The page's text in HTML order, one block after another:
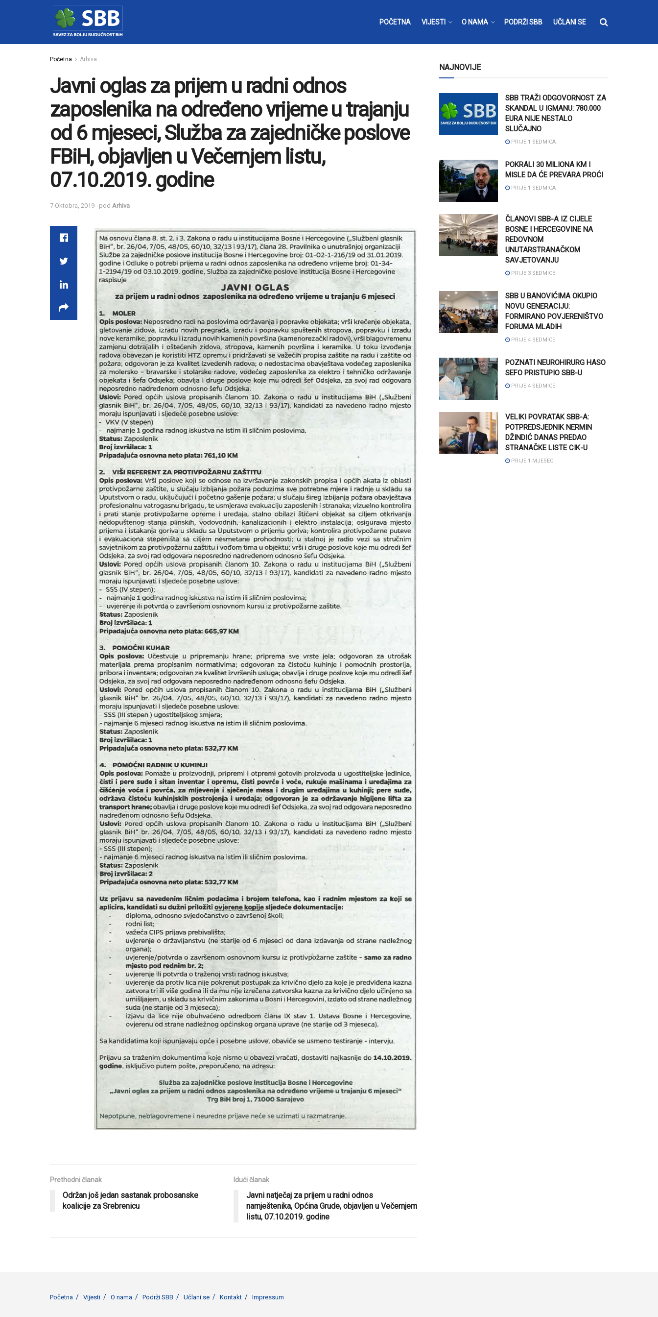
POČETNA VIJESTI O NAMA PODRŽI SBB UČLANI SE
Početna Arhiva
Javni oglas za prijem u radni odnos
zaposlenika na određeno vrijeme u trajanju
od 6 mjeseci, Služba za zajedničke poslove
FBiH, objavljen u Večernjem listu,
07.10.2019. godine
7 Oktobra, 2019 pod Arhiva
Prethodni članak
Održan još jedan sastanak probosanske
koalicije za Srebrenicu
Idući članak
Javni natječaj za prijem u radni odnos
namještenika, Općina Grude, objavljen u Večernjem
listu, 07.10.2019. godine
NAJNOVIJE
SBB TRAŽI ODGOVORNOST ZA
SKANDAL U IGMANU: 780.000
EURA NIJE NESTALO
SLUČAJNO
PRIJE 1 SEDMICA
POKRALI 30 MILIONA KM I
MISLE DA ĆE PREVARA PROĆI
PRIJE 1 SEDMICA
ČLANOVI SBB-A IZ CIJELE
BOSNE I HERCEGOVINE NA
REDOVNOM
UNUTARSTRANAČKOM
SAVJETOVANJU
PRIJE 3 SEDMICE
SBB U BANOVIĆIMA OKUPIO
NOVU GENERACIJU:
FORMIRANO POVJERENIŠTVO
FORUMA MLADIH
PRIJE 4 SEDMICE
POZNATI NEUROHIRURG HASO
SEFO PRISTUPIO SBB-U
PRIJE 4 SEDMICE
VELIKI POVRATAK SBB-A:
POTPREDSJEDNIK NERMIN
DŽINDIĆ DANAS PREDAO
STRANAČKE LISTE CIK-U
PRIJE 1 MJESEC
Početna Vijesti O nama Podrži SBB Učlani se Kontakt Impressum